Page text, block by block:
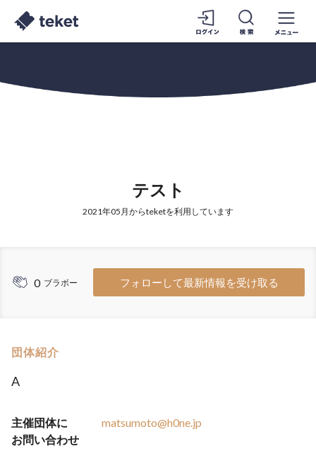
テスト
2021年05月からteketを利用しています
0 ブラボー フォローして最新情報を受け取る
団体紹介
A
主催団体に
お問い合わせ
matsumoto@h0ne.jp